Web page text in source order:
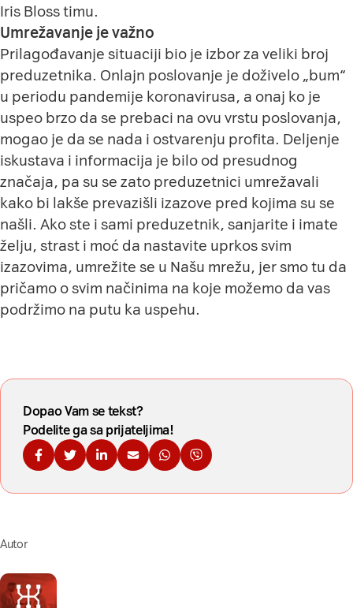
Iris Bloss timu.
Umrežavanje je važno
Prilagođavanje situaciji bio je izbor za veliki broj
preduzetnika. Onlajn poslovanje je doživelo „bum“
u periodu pandemije koronavirusa, a onaj ko je
uspeo brzo da se prebaci na ovu vrstu poslovanja,
mogao je da se nada i ostvarenju profita. Deljenje
iskustava i informacija je bilo od presudnog
značaja, pa su se zato preduzetnici umrežavali
kako bi lakše prevazišli izazove pred kojima su se
našli. Ako ste i sami preduzetnik, sanjarite i imate
želju, strast i moć da nastavite uprkos svim
izazovima, umrežite se u Našu mrežu, jer smo tu da
pričamo o svim načinima na koje možemo da vas
podržimo na putu ka uspehu.
Dopao Vam se tekst?
Podelite ga sa prijateljima!
Podelite na Fejsbuku
Podelite na Tviteru
Podelite na Linkdinu
Podelite na imejl
Podelite na WhatsApp
Podelite na Viberu
Autor